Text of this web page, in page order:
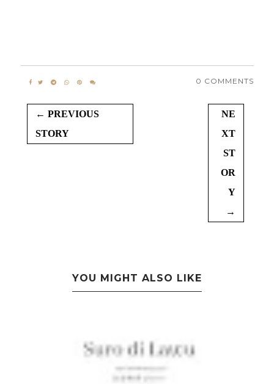
0 COMMENTS
← PREVIOUS
STORY
NE
XT
ST
OR
Y
→
YOU MIGHT ALSO LIKE